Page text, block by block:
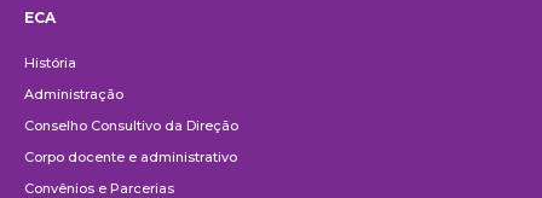
ECA
História
Administração
Conselho Consultivo da Direção
Corpo docente e administrativo
Convênios e Parcerias